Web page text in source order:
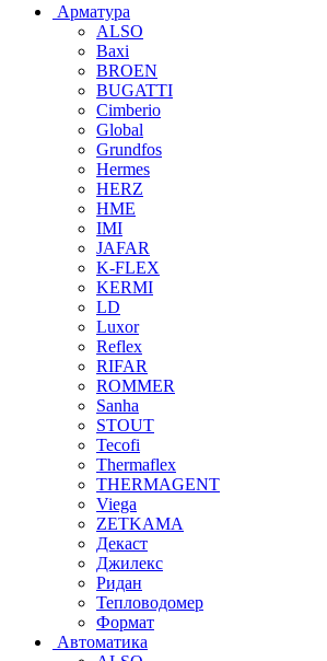
Арматура
ALSO
Baxi
BROEN
BUGATTI
Cimberio
Global
Grundfos
Hermes
HERZ
HME
IMI
JAFAR
K-FLEX
KERMI
LD
Luxor
Reflex
RIFAR
ROMMER
Sanha
STOUT
Tecofi
Thermaflex
THERMAGENT
Viega
ZETKAMA
Декаст
Джилекс
Ридан
Тепловодомер
Формат
Автоматика